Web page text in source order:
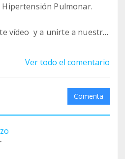
Pulmonar.
vídeo ️ y a unirte a nuestro
1€ al mes.
en apoyo directo para
pequenosconhipert
Ver todo el comentario
Comenta